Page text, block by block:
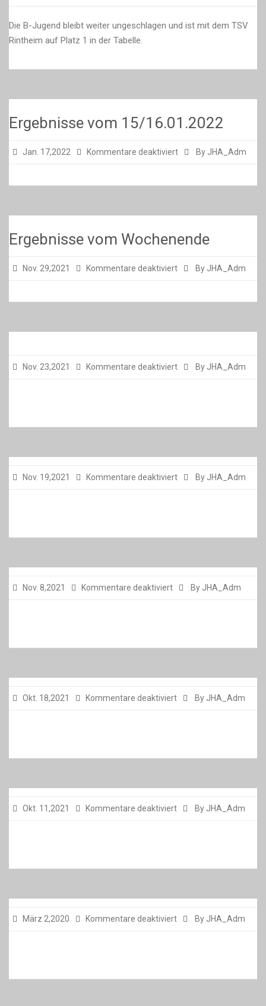
vom
Die B-Jugend bleibt weiter ungeschlagen und ist mit dem TSV
Rintheim auf Platz 1 in der Tabelle.
Ergebnisse vom 15/16.01.2022
Jan. 17,2022 Kommentare deaktiviertfür
By JHA_Adm
Ergebnisse vom Wochenende
Nov. 29,2021 Kommentare deaktiviertfür
By JHA_Adm
Nov. 23,2021 Kommentare deaktiviertfür By JHA_Adm
Nov. 19,2021 Kommentare deaktiviertfür By JHA_Adm
Nov. 8,2021 Kommentare deaktiviertfür By JHA_Adm
Okt. 18,2021 Kommentare deaktiviertfür By JHA_Adm
Okt. 11,2021 Kommentare deaktiviertfür By JHA_Adm
März 2,2020 Kommentare deaktiviertfür By JHA_Adm